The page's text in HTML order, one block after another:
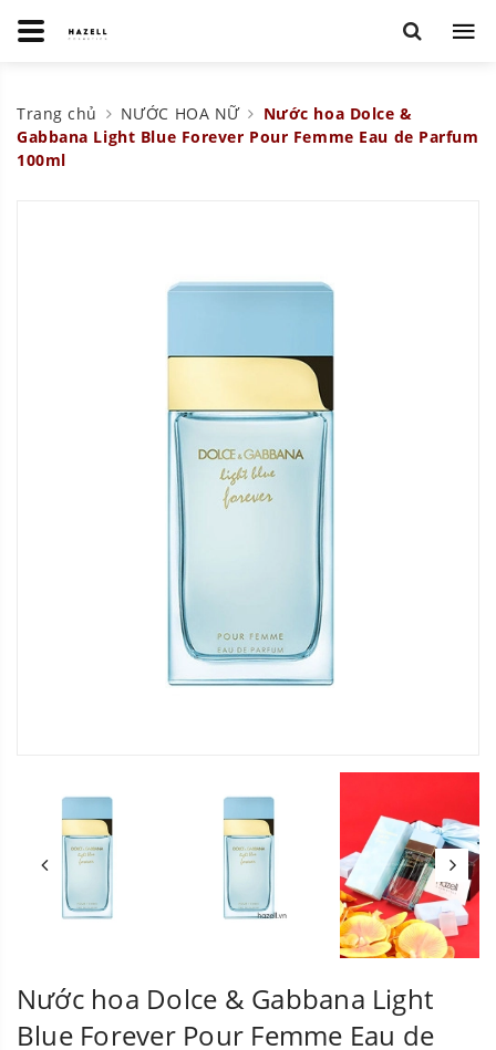
Trang chủ NƯỚC HOA NỮ
Nước hoa Dolce &
Gabbana Light Blue Forever Pour Femme Eau de Parfum
100ml
Nước hoa Dolce & Gabbana Light
Blue Forever Pour Femme Eau de